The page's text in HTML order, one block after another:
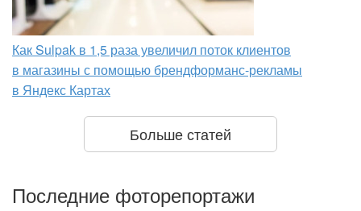
Как Sulpak в 1,5 раза увеличил поток клиентов
в магазины с помощью брендформанс-рекламы
в Яндекс Картах
Больше статей
Последние фоторепортажи